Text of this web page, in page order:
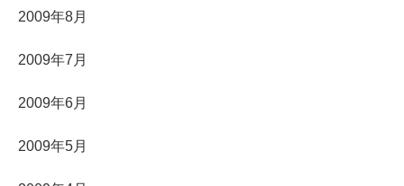
2009年8月
2009年7月
2009年6月
2009年5月